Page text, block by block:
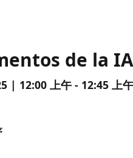
de la IA
| 12:00 上午 - 12:45 上